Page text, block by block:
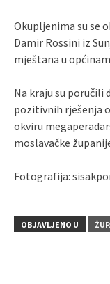
Okupljenima su se
Damir Rossini iz
mještana u
Na kraju su poručili
pozitivnih rješenja
okviru
moslavačke
Fotografija:
OBJAVLJENO U